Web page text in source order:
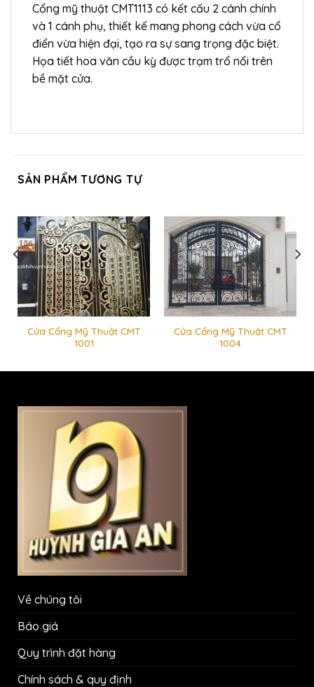
Cổng mỹ thuật CMT1113 có kết cấu 2 cánh chính
và 1 cánh phụ, thiết kế mang phong cách vừa cổ
điển vừa hiện đại, tạo ra sự sang trọng đặc biệt.
Họa tiết hoa văn cầu kỳ được trạm trổ nổi trên
bề mặt cửa.
SẢN PHẨM TƯƠNG TỰ
Cửa Cổng Mỹ Thuật CMT
1001
Cửa Cổng Mỹ Thuật CMT
1004
Về chúng tôi
Báo giá
Quy trình đặt hàng
Chính sách & quy định